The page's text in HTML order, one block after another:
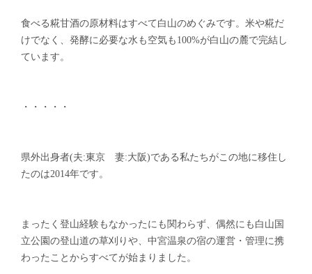
食べる糀甘酒の原材料はすべて白山のめぐみです。米や糀だ
けでなく、発酵に必要な水も空気も100%が白山の麓で完結し
ています。
・・・・・
県外出身者(夫:東京 妻:大阪)である私たちがこの地に移住し
たのは2014年です。
まったく登山経験もなかったにも関わらず、偶然にも白山国
立公園の登山道の草刈りや、中宮温泉の宿の運営・管理に携
わったことからすべてが始まりました。